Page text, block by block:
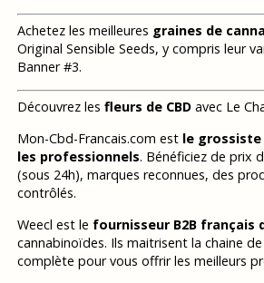
Achetez les meilleures graines de
Original Sensible Seeds, y compris leur
Banner #3.
Découvrez les fleurs de CBDavec Le
Mon-Cbd-Francais.com est le grossiste
les professionnels. Bénéficiez de prix
(sous 24h), marques reconnues, des
contrôlés.
Weecl est le fournisseur B2B français
cannabinoïdes. Ils maitrisent la chaine
complète pour vous offrir les meilleurs